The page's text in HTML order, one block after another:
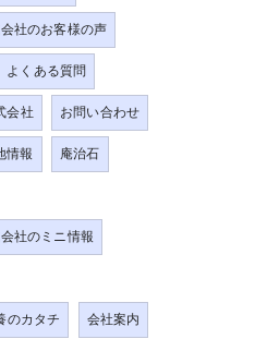
社のお客様の声
よくある質問
会社
お問い合わせ
情報
庵治石
社のミニ情報
のカタチ
会社案内